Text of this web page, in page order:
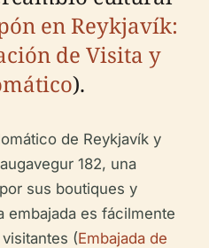
en Reykjavík:
de Visita y
).
de Reykjavík y
182, una
sus boutiques y
embajada es fácilmente
(Embajada de